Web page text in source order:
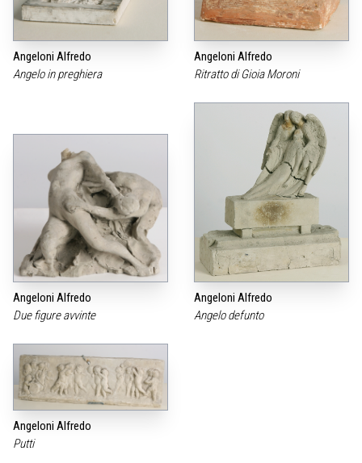
Angeloni Alfredo
Angelo in preghiera
Angeloni Alfredo
Ritratto di Gioia Moroni
Angeloni Alfredo
Due figure avvinte
Angeloni Alfredo
Angelo defunto
Angeloni Alfredo
Putti